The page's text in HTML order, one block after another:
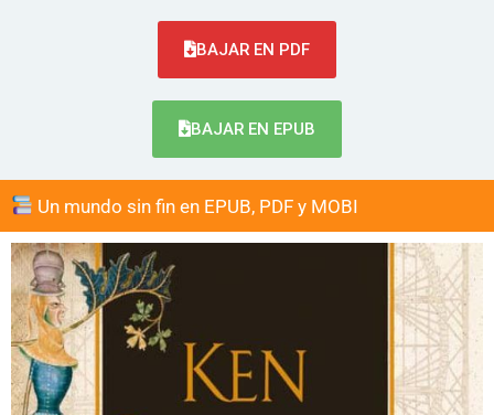
BAJAR EN PDF
BAJAR EN EPUB
Un mundo sin fin en EPUB, PDF y MOBI